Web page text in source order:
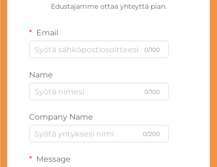
Edustajamme ottaa yhteyttä pian.
Email
0/100
Name
0/100
Company Name
0/200
Message